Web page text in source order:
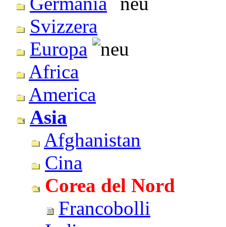
Svizzera
Europa
Africa
America
Asia
Afghanistan
Cina
Corea del Nord
Francobolli